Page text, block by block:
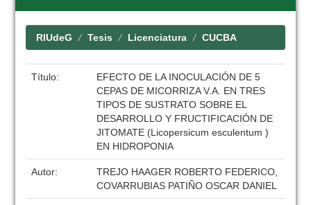
RIUdeG Tesis Licenciatura CUCBA
Título:
EFECTO DE LA INOCULACIÓN DE 5
CEPAS DE MICORRIZA V.A. EN TRES
TIPOS DE SUSTRATO SOBRE EL
DESARROLLO Y FRUCTIFICACIÓN DE
JITOMATE (Licopersicum esculentum )
EN HIDROPONIA
Autor:
TREJO HAAGER ROBERTO FEDERICO,
COVARRUBIAS PATIÑO OSCAR DANIEL